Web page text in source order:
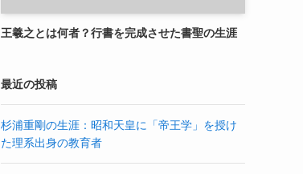
王羲之とは何者？行書を完成させた書聖の生涯
最近の投稿
杉浦重剛の生涯：昭和天皇に「帝王学」を授け
た理系出身の教育者